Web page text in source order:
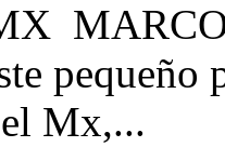
Mx,...